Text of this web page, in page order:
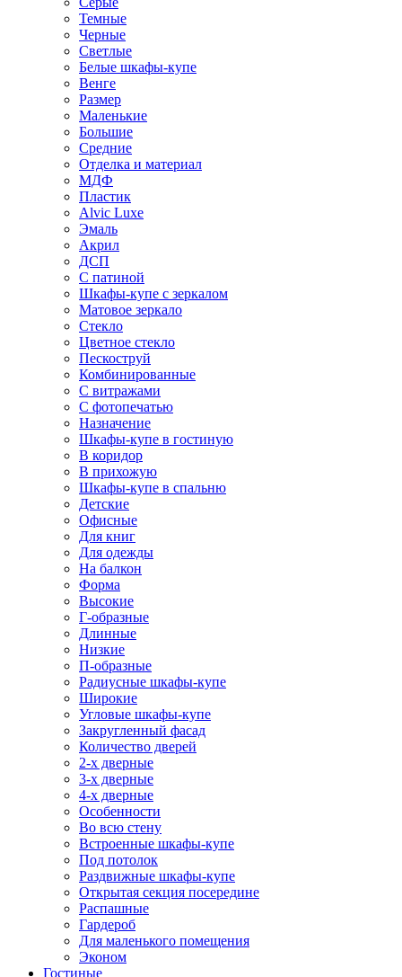
Темные
Черные
Светлые
Белые шкафы-купе
Венге
Размер
Маленькие
Большие
Средние
Отделка и материал
МДФ
Пластик
Alvic Luxe
Эмаль
Акрил
ДСП
С патиной
Шкафы-купе с зеркалом
Матовое зеркало
Стекло
Цветное стекло
Пескоструй
Комбинированные
С витражами
С фотопечатью
Назначение
Шкафы-купе в гостиную
В коридор
В прихожую
Шкафы-купе в спальню
Детские
Офисные
Для книг
Для одежды
На балкон
Форма
Высокие
Г-образные
Длинные
Низкие
П-образные
Радиусные шкафы-купе
Широкие
Угловые шкафы-купе
Закругленный фасад
Количество дверей
2-х дверные
3-х дверные
4-х дверные
Особенности
Во всю стену
Встроенные шкафы-купе
Под потолок
Раздвижные шкафы-купе
Открытая секция посередине
Распашные
Гардероб
Для маленького помещения
Эконом
Гостиные